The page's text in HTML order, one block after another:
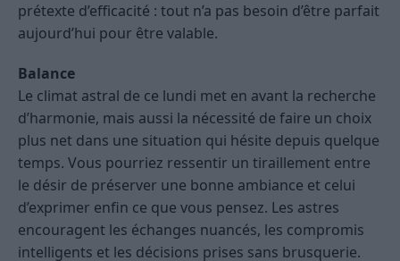
prétexte d’efficacité : tout n’a pas besoin d’être parfait
aujourd’hui pour être valable.
Balance
Le climat astral de ce lundi met en avant la recherche
d’harmonie, mais aussi la nécessité de faire un choix
plus net dans une situation qui hésite depuis quelque
temps. Vous pourriez ressentir un tiraillement entre
le désir de préserver une bonne ambiance et celui
d’exprimer enfin ce que vous pensez. Les astres
encouragent les échanges nuancés, les compromis
intelligents et les décisions prises sans brusquerie.